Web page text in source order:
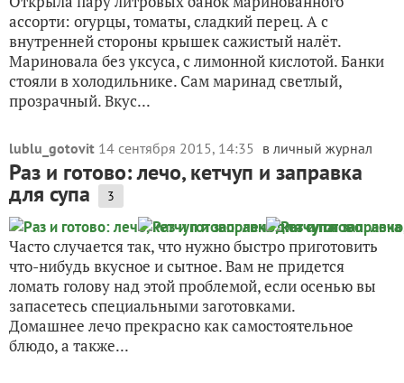
ассорти: огурцы, томаты, сладкий перец. А с
внутренней стороны крышек сажистый налёт.
Мариновала без уксуса, с лимонной кислотой. Банки
стояли в холодильнике. Сам маринад светлый,
прозрачный. Вкус...
lublu_gotovit 14 сентября 2015, 14:35 в личный журнал
Раз и готово: лечо, кетчуп и заправка
для супа 3
Часто случается так, что нужно быстро приготовить
что-нибудь вкусное и сытное. Вам не придется
ломать голову над этой проблемой, если осенью вы
запасетесь специальными заготовками.
Домашнее лечо прекрасно как самостоятельное
блюдо, а также...